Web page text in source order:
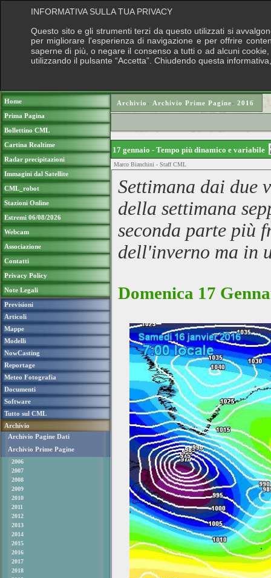
Home
Prima Pagina
Bollettino CML
Cartina Realtime
Radar precipitazioni
Immagini dal Satellite
CML_robot
Stazioni Online
Estremi 06/08/2026
Webcam
Associazione
Contatti
Privacy Policy
Note Legali
Previsioni
Articoli
Mappe
Modelli
NowCasting
Reportage
Meteo Fotografia
Documenti
Software
Tutto sul CML
Archivio
Archivio Pagine Dati
Archivio Prime Pagine
2006
2007
2008
2009
2010
2011
2012
2013
2014
2015
2016
2017
2018
Archivio › Archivio Prime Pagine› 2016
17 gennaio - Tempo più dinamico e variabile
Marco Bianchini - Staff CML
Settimana dai due
della settimana
seconda parte più
dell'inverno ma in
Domenica 17
INFORMATIVA SULLA TUA PRIVACY
Questo sito e gli strumenti terzi da questo utilizzati si
per migliorare l'esperienza di navigazione e per offrire
saperne di più, o negare il consenso a tutti o ad alcuni
utilizzando il pulsante “Accetta”. Chiudendo questa